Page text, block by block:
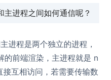
进程之间如何通信呢？
进程是两个独立的进程，
的前端渲染，主进程就是 n
互相访问，若需要传输数